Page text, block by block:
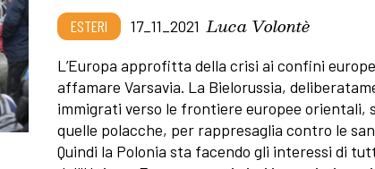
ESTERI 17_11_2021 Luca Volontè
L’Europa approfitta della crisi ai confini
affamare Varsavia. La Bielorussia,
immigrati verso le frontiere europee orientali,
quelle polacche, per rappresaglia contro le
Quindi la Polonia sta facendo gli interessi di